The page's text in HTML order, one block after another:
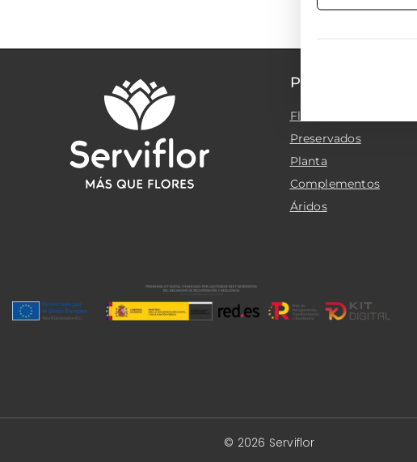
PRODUCTOS
Flor cortada
Preservados
Planta
Complementos
Áridos
© 2026 Serviflor